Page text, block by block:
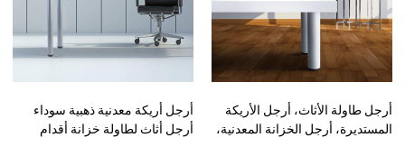
أرجل طاولة الأثاث، أرجل الأريكة
المستديرة، أرجل الخزانة المعدنية،
أرجل أريكة معدنية ذهبية سوداء
أرجل أثاث لطاولة خزانة أقدام